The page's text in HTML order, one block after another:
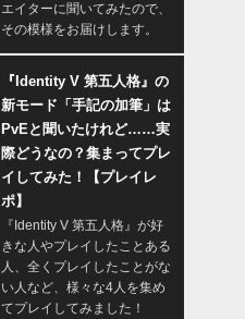
エイターに聞いてみたので、
その模様をお届けします。
『Identity V 第五人格』の
新モード「手記の加筆」は
PvEと聞いたけれど……実
際どうなの？集まってプレ
イしてみた！【プレイレ
ポ】
『Identity V 第五人格』が好
きな人やプレイしたことある
人、全くプレイしたことがな
い人など、様々な4人を集め
てプレイしてみました！